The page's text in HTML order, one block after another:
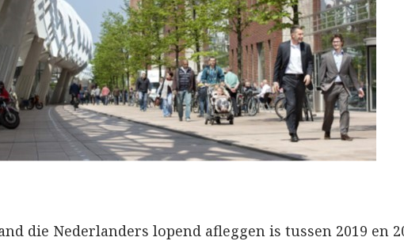
die Nederlanders lopend afleggen is tussen 2019 en